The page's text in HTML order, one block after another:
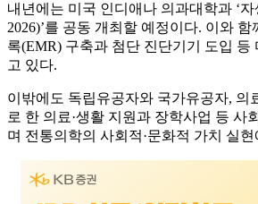
내년에는 미국 인디애나 의과대학과 ‘
2026)’를 공동 개최할 예정이다. 이와 함
록(EMR) 구축과 첨단 진단기기 도입 등
고 있다.
이밖에도 독립유공자와 국가유공자, 의
로 한 의료·생활 지원과 장학사업 등 사
며 전통의학의 사회적·문화적 가치 실